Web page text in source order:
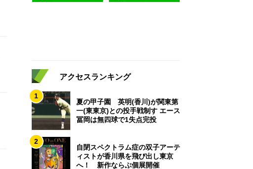
アクセスランキング
1
夏の甲子園 英明(香川)が関東第
一(東東京)との投手戦制す エース
冨岡は無四球で1失点完投
2
自閉スペクトラム症の双子アーテ
ィストが香川県を飛び出し東京
へ！ 新作ならぶ個展開催